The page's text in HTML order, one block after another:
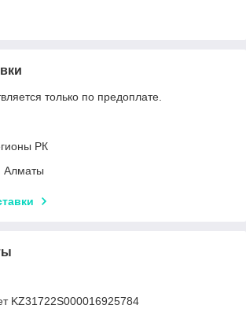
только по предоплате.
РК
Алматы
KZ31722S000016925784